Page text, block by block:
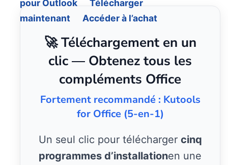
pour Outlook
Télécharger
maintenant
Accéder à l’achat
🚀 Téléchargement en un
clic — Obtenez tous les
compléments Office
Fortement recommandé : Kutools
for Office (5-en-1)
Un seul clic pour télécharger cinq
programmes d’installationen une